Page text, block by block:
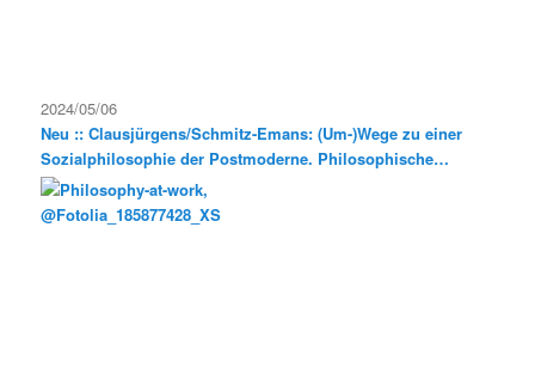
2024/05/06
Neu :: Clausjürgens/Schmitz-Emans: (Um-)Wege zu einer
Sozialphilosophie der Postmoderne. Philosophische
Exkursionen